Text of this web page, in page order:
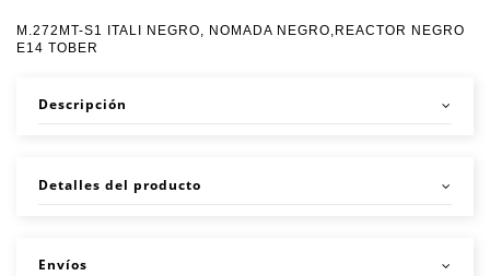
M.272MT-S1 ITALI NEGRO, NOMADA NEGRO,REACTOR NEGRO
E14 TOBER
Descripción
Detalles del producto
Envíos